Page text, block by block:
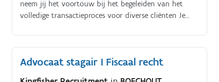
neem jij het voortouw bij het begeleiden van het
volledige transactieproces voor diverse cliënten Je
transacties, waarbij je complexe juridische puzzels
vertaalt naar werkbare oplossingen Het uitvoeren en
coördineren van een grondige due diligence behoort
Advocaat stagair I Fiscaal recht